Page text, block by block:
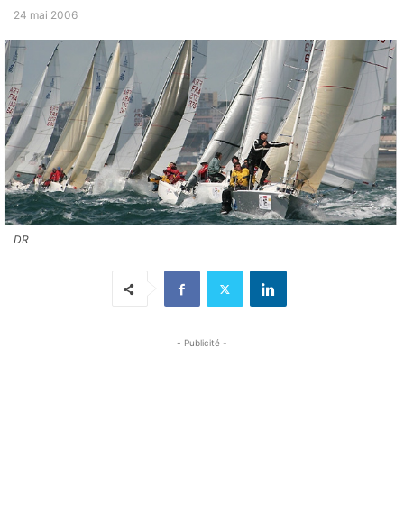
24 mai 2006
DR
- Publicité -